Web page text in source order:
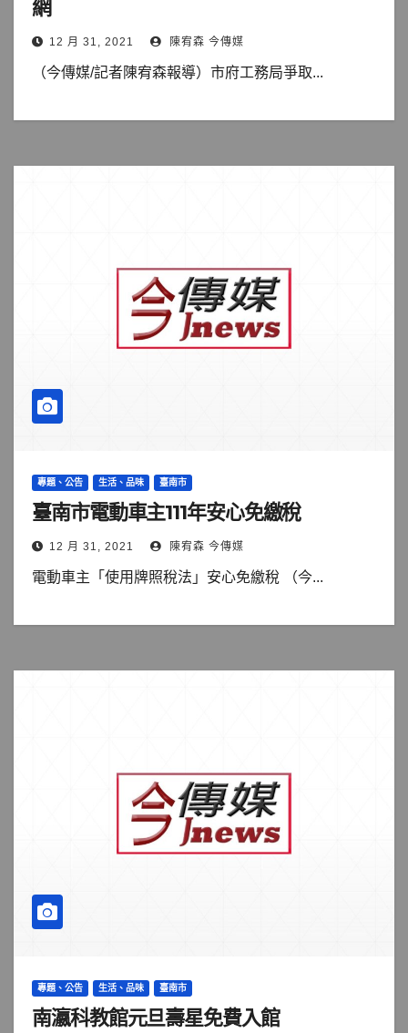
網
12 月 31, 2021 陳宥森 今傳媒
（今傳媒/記者陳宥森報導）市府工務局爭取...
專題、公告 生活、品味 臺南市
臺南市電動車主111年安心免繳稅
12 月 31, 2021 陳宥森 今傳媒
電動車主「使用牌照稅法」安心免繳稅 （今...
專題、公告 生活、品味 臺南市
南瀛科教館元旦壽星免費入館